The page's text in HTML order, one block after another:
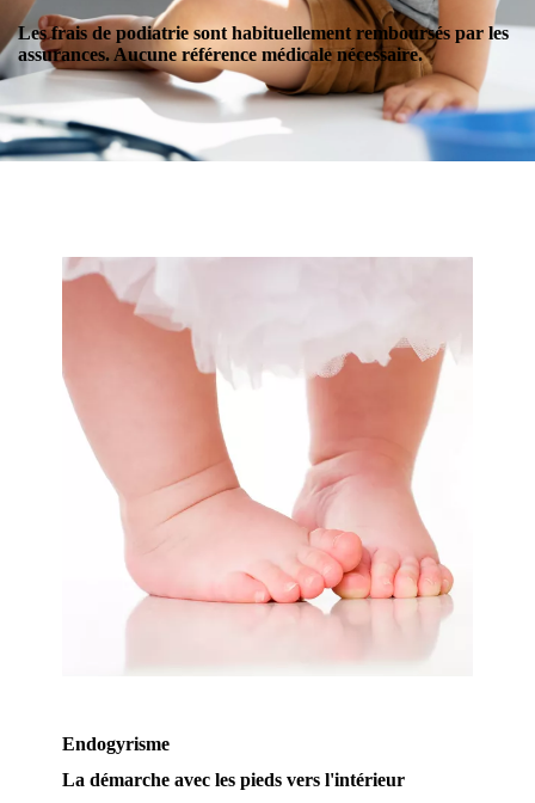
Les frais de podiatrie sont habituellement remboursés par les
assurances. Aucune référence médicale nécessaire.
Endogyrisme
La démarche avec les pieds vers l'intérieur